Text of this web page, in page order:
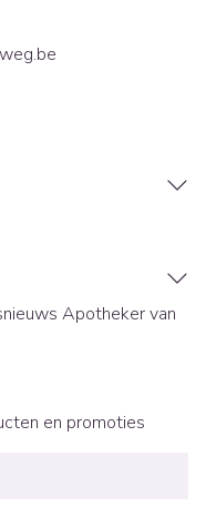
Apotheker van
en promoties